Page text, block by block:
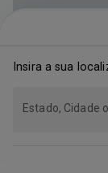
Insira a sua
Estado, Cidade